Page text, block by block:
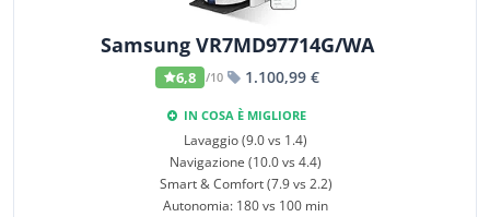
Samsung VR7MD97714G/WA
6,8 /10 1.100,99 €
IN COSA È MIGLIORE
Lavaggio (9.0 vs 1.4)
Navigazione (10.0 vs 4.4)
Smart & Comfort (7.9 vs 2.2)
Autonomia: 180 vs 100 min